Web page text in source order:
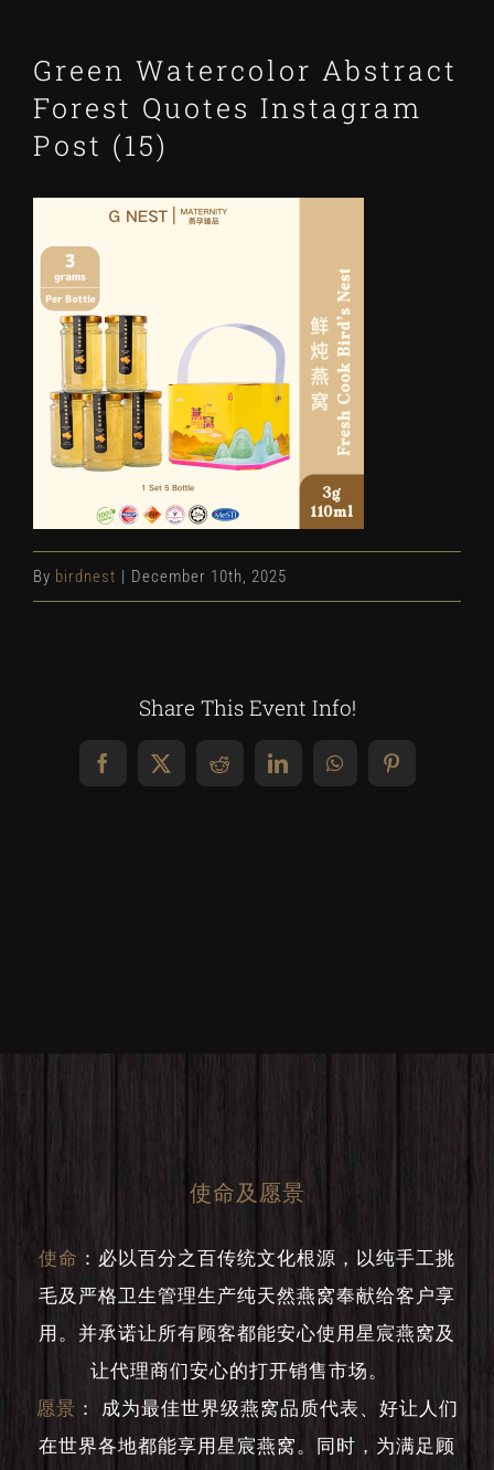
Green Watercolor Abstract
Forest Quotes Instagram
Post (15)
By birdnest | December 10th, 2025
Share This Event Info!
Facebook
X RedditLinkedInWhatsAppPinterest
使命及愿景
使命 ： 必以百分之百传统文化根源，以纯手工挑
毛及严格卫生管理生产纯天然燕窝奉献给客户享
用。并承诺让所有顾客都能安心使用星宸燕窝及
让代理商们安心的打开销售市场。
愿景 ：
成为最佳世界级燕窝品质代表、好让人们
在世界各地都能享用星宸燕窝。同时，为满足顾